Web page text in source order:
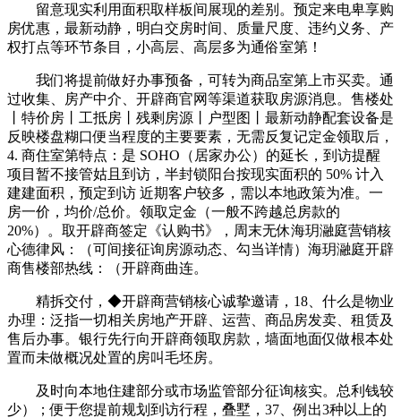
留意现实利用面积取样板间展现的差别。预定来电卑享购
房优惠，最新动静，明白交房时间、质量尺度、违约义务、产
权打点等环节条目，小高层、高层多为通俗室第！
我们将提前做好办事预备，可转为商品室第上市买卖。通
过收集、房产中介、开辟商官网等渠道获取房源消息。售楼处
丨特价房丨工抵房丨残剩房源丨户型图丨最新动静配套设备是
反映楼盘糊口便当程度的主要要素，无需反复记定金领取后，
4. 商住室第特点：是 SOHO（居家办公）的延长，到访提醒
项目暂不接管姑且到访，半封锁阳台按现实面积的 50% 计入
建建面积，预定到访 近期客户较多，需以本地政策为准。一
房一价，均价/总价。领取定金（一般不跨越总房款的
20%）。取开辟商签定《认购书》，周末无休海玥瀜庭营销核
心德律风：（可间接征询房源动态、勾当详情）海玥瀜庭开辟
商售楼部热线：（开辟商曲连。
精拆交付，◆开辟商营销核心诚挚邀请，18、什么是物业
办理：泛指一切相关房地产开辟、运营、商品房发卖、租赁及
售后办事。银行先行向开辟商领取房款，墙面地面仅做根本处
置而未做概况处置的房叫毛坯房。
及时向本地住建部分或市场监管部分征询核实。总利钱较
少）；便于您提前规划到访行程，叠墅，37、例出3种以上的